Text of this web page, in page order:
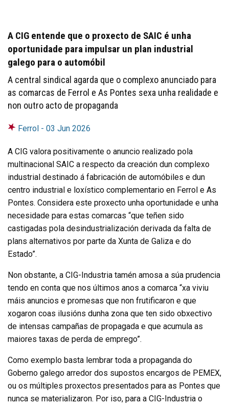
A CIG entende que o proxecto de SAIC é unha
oportunidade para impulsar un plan industrial
galego para o automóbil
A central sindical agarda que o complexo anunciado para
as comarcas de Ferrol e As Pontes sexa unha realidade e
non outro acto de propaganda
Ferrol - 03 Jun 2026
A CIG valora positivamente o anuncio realizado pola
multinacional SAIC a respecto da creación dun complexo
industrial destinado á fabricación de automóbiles e dun
centro industrial e loxístico complementario en Ferrol e As
Pontes. Considera este proxecto unha oportunidade e unha
necesidade para estas comarcas “que teñen sido
castigadas pola desindustrialización derivada da falta de
plans alternativos por parte da Xunta de Galiza e do
Estado”.
Non obstante, a CIG-Industria tamén amosa a súa prudencia
tendo en conta que nos últimos anos a comarca “xa viviu
máis anuncios e promesas que non frutificaron e que
xogaron coas ilusións dunha zona que ten sido obxectivo
de intensas campañas de propagada e que acumula as
maiores taxas de perda de emprego”.
Como exemplo basta lembrar toda a propaganda do
Goberno galego arredor dos supostos encargos de PEMEX,
ou os múltiples proxectos presentados para as Pontes que
nunca se materializaron. Por iso, para a CIG-Industria o